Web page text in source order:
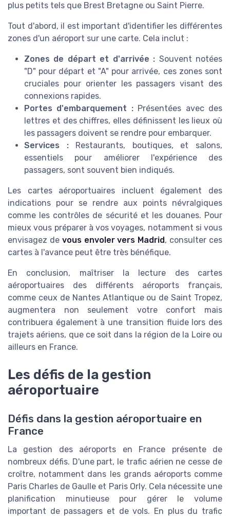
plus petits tels que Brest Bretagne ou Saint Pierre.
Tout d'abord, il est important d'identifier les différentes
zones d'un aéroport sur une carte. Cela inclut :
Zones de départ et d'arrivée : Souvent notées
"D" pour départ et "A" pour arrivée, ces zones sont
cruciales pour orienter les passagers visant des
connexions rapides.
Portes d'embarquement :Présentées avec des
lettres et des chiffres, elles définissent les lieux où
les passagers doivent se rendre pour embarquer.
Services :Restaurants, boutiques, et salons,
essentiels pour améliorer l'expérience des
passagers, sont souvent bien indiqués.
Les cartes aéroportuaires incluent également des
indications pour se rendre aux points névralgiques
comme les contrôles de sécurité et les douanes. Pour
mieux vous préparer à vos voyages, notamment si vous
envisagez de vous envoler vers Madrid, consulter ces
cartes à l'avance peut être très bénéfique.
En conclusion, maîtriser la lecture des cartes
aéroportuaires des différents aéroports français,
comme ceux de Nantes Atlantique ou de Saint Tropez,
augmentera non seulement votre confort mais
contribuera également à une transition fluide lors des
trajets aériens, que ce soit dans la région de la Loire ou
ailleurs en France.
Les défis de la gestion
aéroportuaire
Défis dans la gestion aéroportuaire en
France
La gestion des aéroports en France présente de
nombreux défis. D'une part, le trafic aérien ne cesse de
croître, notamment dans les grands aéroports comme
Paris Charles de Gaulle et Paris Orly. Cela nécessite une
planification minutieuse pour gérer le volume
important de passagers et de vols. En plus du trafic